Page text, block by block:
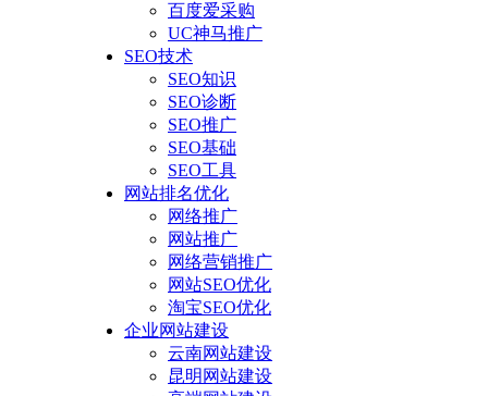
百度爱采购
UC神马推广
SEO技术
SEO知识
SEO诊断
SEO推广
SEO基础
SEO工具
网站排名优化
网络推广
网站推广
网络营销推广
网站SEO优化
淘宝SEO优化
企业网站建设
云南网站建设
昆明网站建设